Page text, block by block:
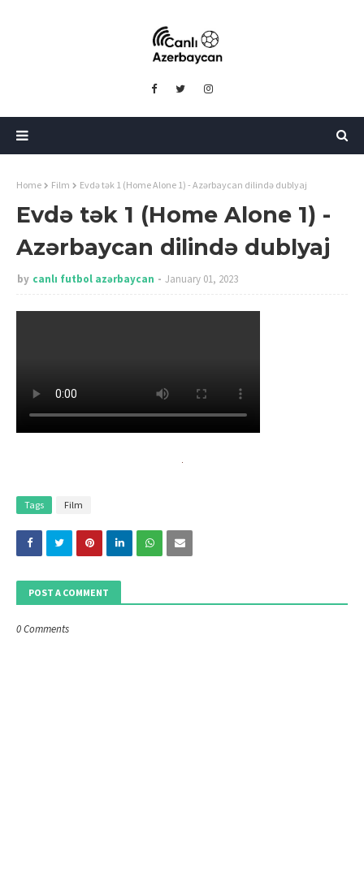
Home Film Evdə tək 1 (Home Alone 1) - Azərbaycan dilində dublyaj
Evdə tək 1 (Home Alone 1) -
Azərbaycan dilində dublyaj
by canlı futbol azərbaycan January 01, 2023
Tags Film
POST A COMMENT
0 Comments